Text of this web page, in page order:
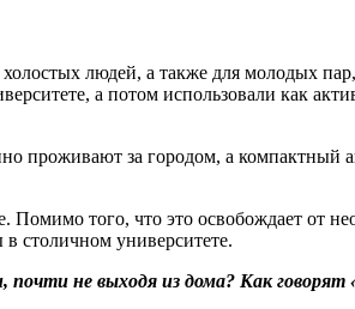
людей, а также для молодых
а потом использовали как
проживают за городом, а компактный
того, что это освобождает от
столичном университете.
не выходя из дома? Как говорят